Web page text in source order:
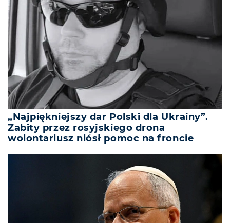
„Najpiękniejszy dar Polski dla Ukrainy”.
Zabity przez rosyjskiego drona
wolontariusz niósł pomoc na froncie